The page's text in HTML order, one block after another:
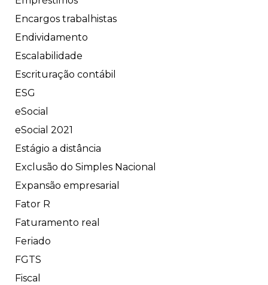
Encargos trabalhistas
Endividamento
Escalabilidade
Escrituração contábil
ESG
eSocial
eSocial 2021
Estágio a distância
Exclusão do Simples Nacional
Expansão empresarial
Fator R
Faturamento real
Feriado
FGTS
Fiscal